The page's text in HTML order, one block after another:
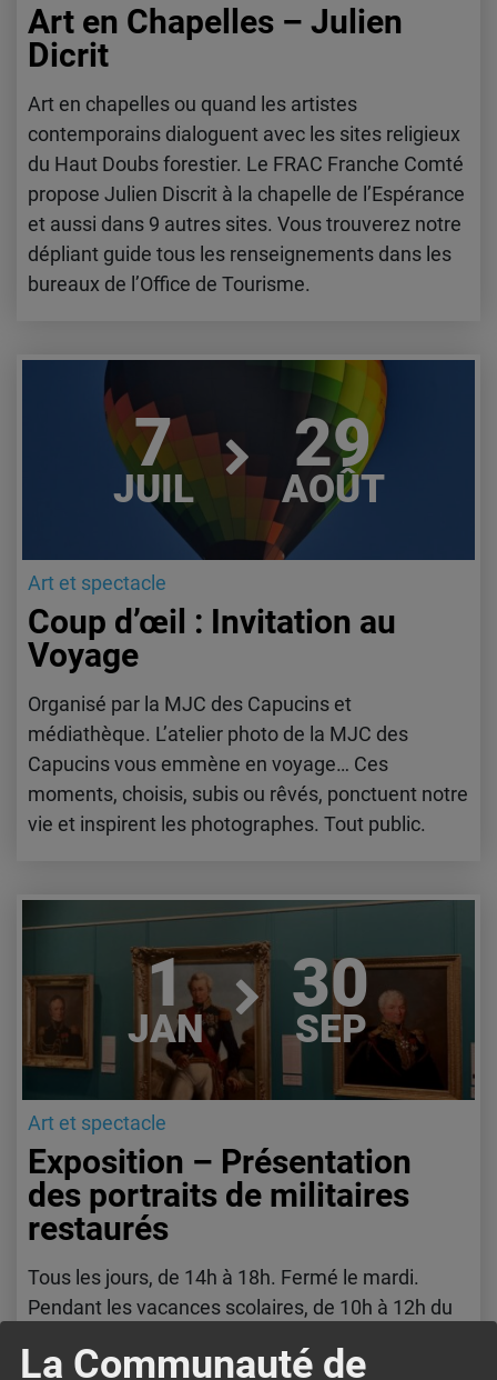
La Communauté de
Art en Chapelles – Julien
Dicrit
Art en chapelles ou quand les artistes
contemporains dialoguent avec les sites religieux
du Haut Doubs forestier. Le FRAC Franche Comté
propose Julien Discrit à la chapelle de l’Espérance
et aussi dans 9 autres sites. Vous trouverez notre
dépliant guide tous les renseignements dans les
bureaux de l’Office de Tourisme.
7
JUIL
29
AOÛT
Art et spectacle
Coup d’œil : Invitation au
Voyage
Organisé par la MJC des Capucins et
médiathèque. L’atelier photo de la MJC des
Capucins vous emmène en voyage… Ces
moments, choisis, subis ou rêvés, ponctuent notre
vie et inspirent les photographes. Tout public.
Lire l'article
1
JAN
30
SEP
Art et spectacle
Exposition – Présentation
des portraits de militaires
restaurés
Tous les jours, de 14h à 18h. Fermé le mardi.
Pendant les vacances scolaires, de 10h à 12h du
Fermé le mardi. Organisée par le Musée de